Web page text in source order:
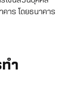
าร โดยธนาคาร
ำ